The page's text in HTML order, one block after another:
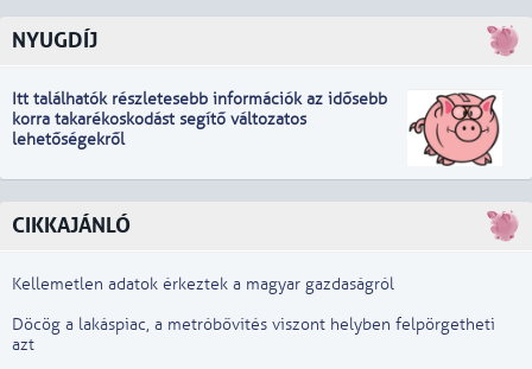
NYUGDÍJ
Itt találhatók részletesebb információkaz idősebb
korra takarékoskodást segítő változatos
lehetőségekről
CIKKAJÁNLÓ
Kellemetlen adatok érkeztek a magyar gazdaságról
Döcög a lakáspiac, a metróbővítés viszont helyben felpörgetheti
azt